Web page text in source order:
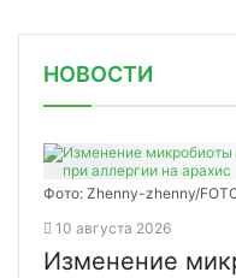
НОВОСТИ
Фото: Zhenny-zhenny/
10 августа 2026
Изменение